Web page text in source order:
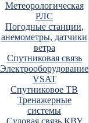
Метеорологическая
РЛС
Погодные станции,
анемометры, датчики
ветра
Спутниковая связь
Электрооборудование
VSAT
Спутниковое ТВ
Тренажерные
системы
Судовая связь КВУ